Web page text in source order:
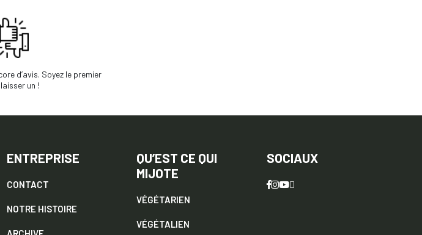
d’avis. Soyez le premier
un !
ENTREPRISE
CONTACT
NOTRE HISTOIRE
QU’EST CE QUI
MIJOTE
VÉGÉTARIEN
VÉGÉTALIEN
SOCIAUX